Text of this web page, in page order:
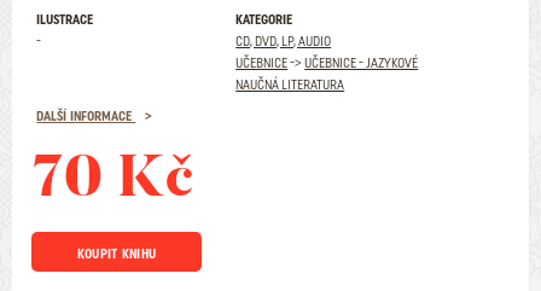
ILUSTRACE
-
KATEGORIE
CD, DVD, LP, AUDIO
UČEBNICE->UČEBNICE - JAZYKOVÉ
NAUČNÁ LITERATURA
DALŠÍ INFORMACE
70 Kč
KOUPIT KNIHU